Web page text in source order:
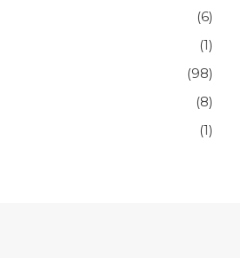
(6)
(1)
(98)
(8)
(1)